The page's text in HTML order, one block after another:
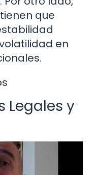
que
en
Legales y